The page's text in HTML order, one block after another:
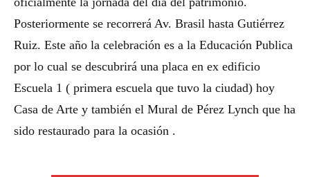
Posteriormente se recorrerá Av. Brasil hasta Gutiérrez
Ruiz. Este año la celebración es a la Educación Publica
por lo cual se descubrirá una placa en ex edificio
Escuela 1 ( primera escuela que tuvo la ciudad) hoy
Casa de Arte y también el Mural de Pérez Lynch que ha
sido restaurado para la ocasión .